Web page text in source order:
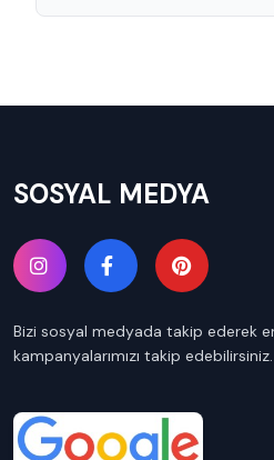
SOSYAL MEDYA
Bizi sosyal medyada takip ederek
kampanyalarımızı takip edebilirsiniz.